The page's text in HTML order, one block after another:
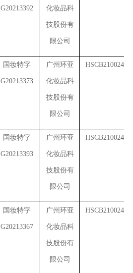
G20213392 化妆品科
技股份有
限公司
国妆特字
G20213373
广州环亚
化妆品科
技股份有
限公司
国妆特字
G20213393
广州环亚
化妆品科
技股份有
限公司
国妆特字
G20213367
广州环亚
化妆品科
技股份有
限公司